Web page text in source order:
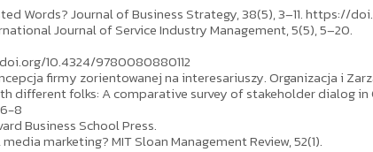
Words? Journal of Business Strategy, 38(5), 3–11. https://
Journal of Service Industry Management, 5(5), 5–20.
10.4324/9780080880112
firmy zorientowanej na interesariuszy. Organizacja i
different folks: A comparative survey of stakeholder dialog
8
Business School Press.
marketing? MIT Sloan Management Review, 52(1).